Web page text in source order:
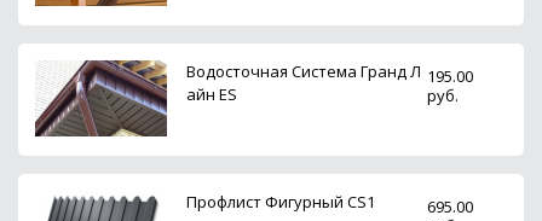
Водосточная Система Гранд Л
айн ES
195.00
руб.
Профлист Фигурный CS1
695.00